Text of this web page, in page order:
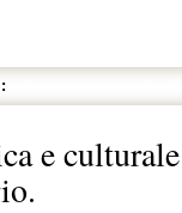
e culturale